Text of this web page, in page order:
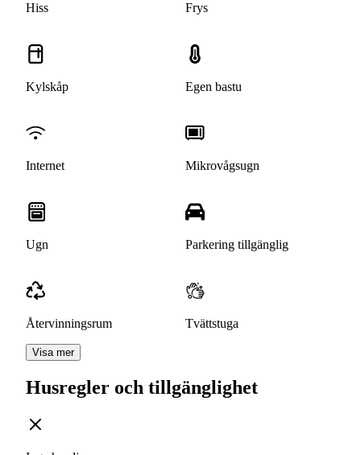
Hiss Frys
Kylskåp Egen bastu
Internet Mikrovågsugn
Ugn Parkering tillgänglig
Återvinningsrum Tvättstuga
Visa mer
Husregler och tillgänglighet